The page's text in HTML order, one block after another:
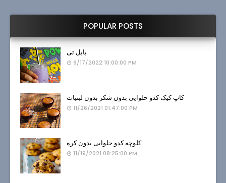
POPULAR POSTS
بابل تی
9/17/2022 10:00:00 PM
کاپ کیک کدو حلوایی بدون شکر بدون لبنیات
11/26/2021 01:47:00 PM
کلوچه کدو حلوایی بدون کره
11/19/2021 08:25:00 PM